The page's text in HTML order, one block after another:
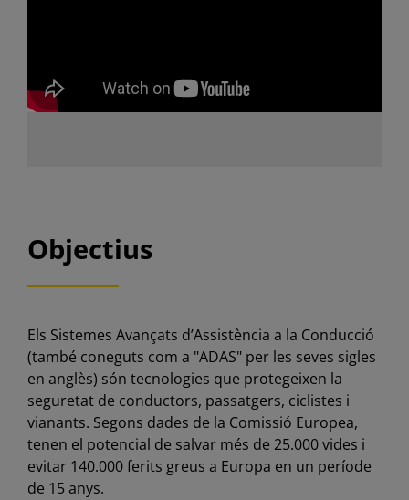
Objectius
Els Sistemes Avançats d’Assistència a la Conducció
(també coneguts com a "ADAS" per les seves sigles
en anglès) són tecnologies que protegeixen la
seguretat de conductors, passatgers, ciclistes i
vianants. Segons dades de la Comissió Europea,
tenen el potencial de salvar més de 25.000 vides i
evitar 140.000 ferits greus a Europa en un període
de 15 anys.